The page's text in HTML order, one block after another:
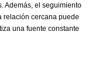
Además, el seguimiento
relación cercana puede
una fuente constante